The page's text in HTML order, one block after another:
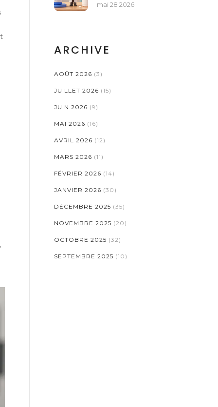
GUIDE DE PRIX,
mai 28 2026
ARCHIVE
AOÛT 2026 (3)
JUILLET 2026 (15)
JUIN 2026 (9)
MAI 2026 (16)
AVRIL 2026 (12)
MARS 2026 (11)
FÉVRIER 2026 (14)
JANVIER 2026 (30)
DÉCEMBRE 2025 (35)
NOVEMBRE 2025 (20)
OCTOBRE 2025 (32)
SEPTEMBRE 2025 (10)